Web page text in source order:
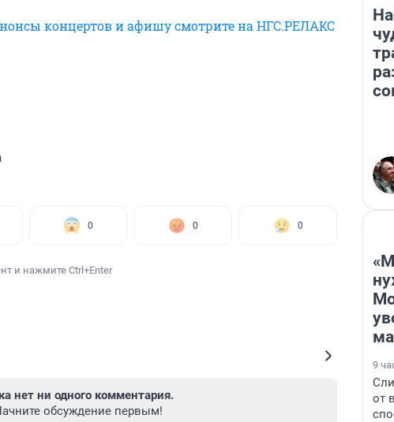
концертов и афишу смотрите на НГС.РЕЛАКС
0 0 0
и нажмите Ctrl+Enter
нет ни одного комментария.
обсуждение первым!
9
от